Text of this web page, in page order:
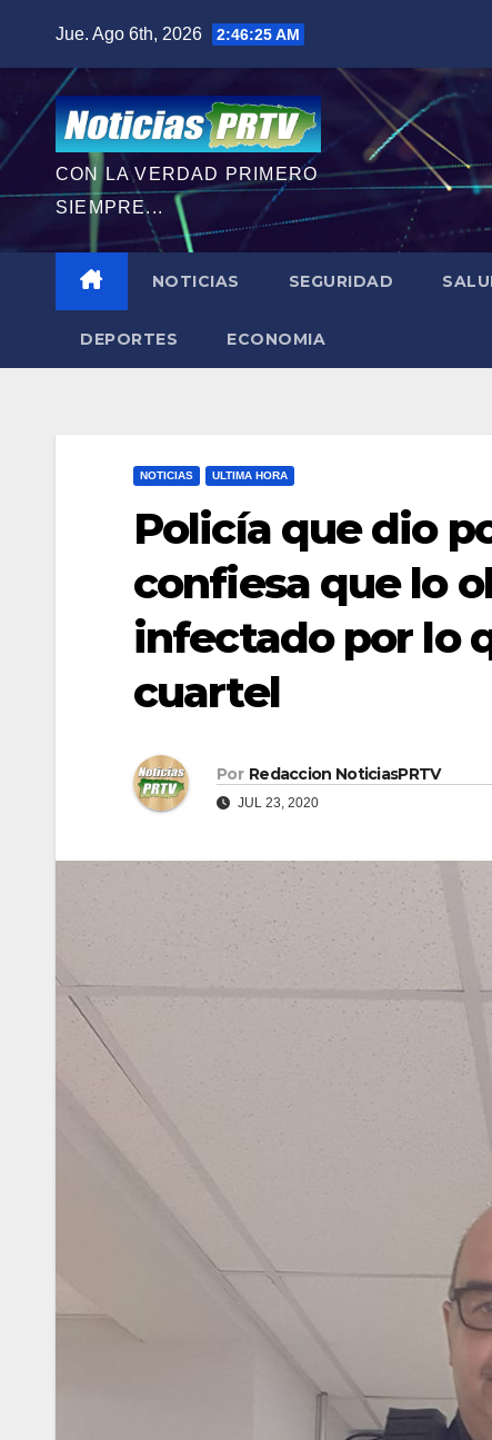
contenido
Jue. Ago 6th, 2026 2:46:26 AM
CON LA VERDAD PRIMERO
SIEMPRE...
NOTICIAS SEGURIDAD
DEPORTES ECONOMIA
NOTICIAS ULTIMA HORA
Policía que dio
confiesa que lo
infectado por lo
cuartel
Por Redaccion NoticiasPRTV
JUL 23, 2020